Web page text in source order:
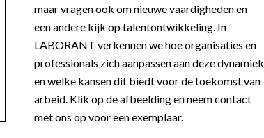
maar vragen ook om nieuwe vaardigheden en
een andere kijk op talentontwikkeling. In
LABORANT verkennen we hoe organisaties en
professionals zich aanpassen aan deze dynamiek
en welke kansen dit biedt voor de toekomst van
arbeid. Klik op de afbeelding en neem contact
met ons op voor een exemplaar.